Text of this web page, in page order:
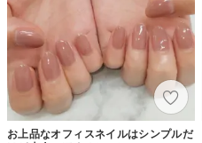
お上品なオフィスネイルはシンプルだ